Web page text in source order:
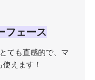
フェース
ても直感的で、マ
えます！